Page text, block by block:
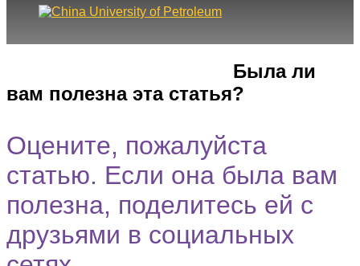
Была ли
вам полезна эта статья?
Оцените, пожалуйста
статью. Если она была вам
полезна, поделитесь ей с
друзьями в социальных